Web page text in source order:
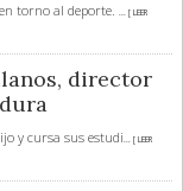
torno al deporte. ... [ LEER
director
y cursa sus estudi... [ LEER